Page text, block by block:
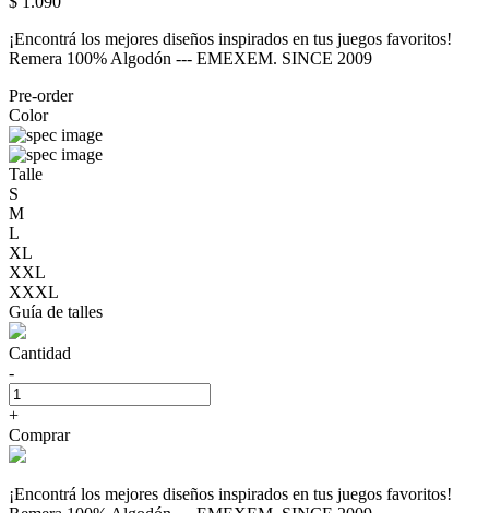
¡Encontrá los mejores diseños inspirados en tus juegos favoritos!
Remera 100% Algodón --- EMEXEM. SINCE 2009
Pre-order
Color
Talle
S
M
L
XL
XXL
XXXL
Guía de talles
Cantidad
-
+
Comprar
¡Encontrá los mejores diseños inspirados en tus juegos favoritos!